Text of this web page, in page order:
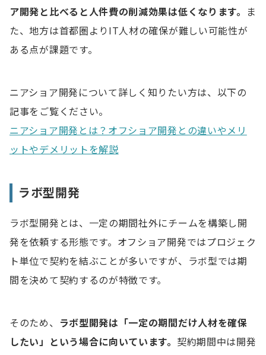
ア開発と比べると人件費の削減効果は低くなります。
ま
た、地方は首都圏よりIT人材の確保が難しい可能性が
ある点が課題です。
ニアショア開発について詳しく知りたい方は、以下の
記事をご覧ください。
ニアショア開発とは？オフショア開発との違いやメリ
ットやデメリットを解説
ラボ型開発
ラボ型開発とは、一定の期間社外にチームを構築し開
発を依頼する形態です。オフショア開発ではプロジェク
ト単位で契約を結ぶことが多いですが、ラボ型では期
間を決めて契約するのが特徴です。
そのため、
ラボ型開発は「一定の期間だけ人材を確保
したい」という場合に向いています。 契約期間中は開発